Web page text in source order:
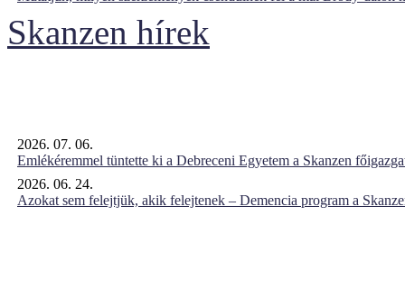
Skanzen hírek
2026. 07. 06.
Emlékéremmel tüntette ki a Debreceni Egyetem a Skanzen
2026. 06. 24.
Azokat sem felejtjük, akik felejtenek – Demencia program a